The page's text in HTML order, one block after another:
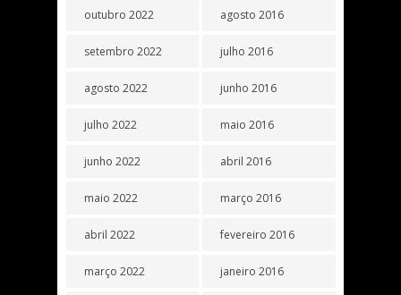
outubro 2022
setembro 2022
agosto 2022
julho 2022
junho 2022
maio 2022
abril 2022
março 2022
agosto 2016
julho 2016
junho 2016
maio 2016
abril 2016
março 2016
fevereiro 2016
janeiro 2016